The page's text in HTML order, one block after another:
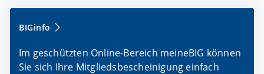
BIGinfo
Im geschützten Online-Bereich meineBIG können
Sie sich Ihre Mitgliedsbescheinigung einfach